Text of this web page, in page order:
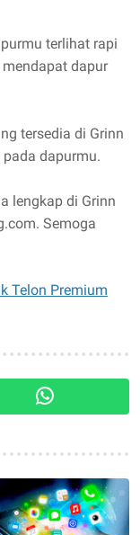
terlihat rapi
dapur
tersedia di Grinn
dapurmu.
lengkap di Grinn
Semoga